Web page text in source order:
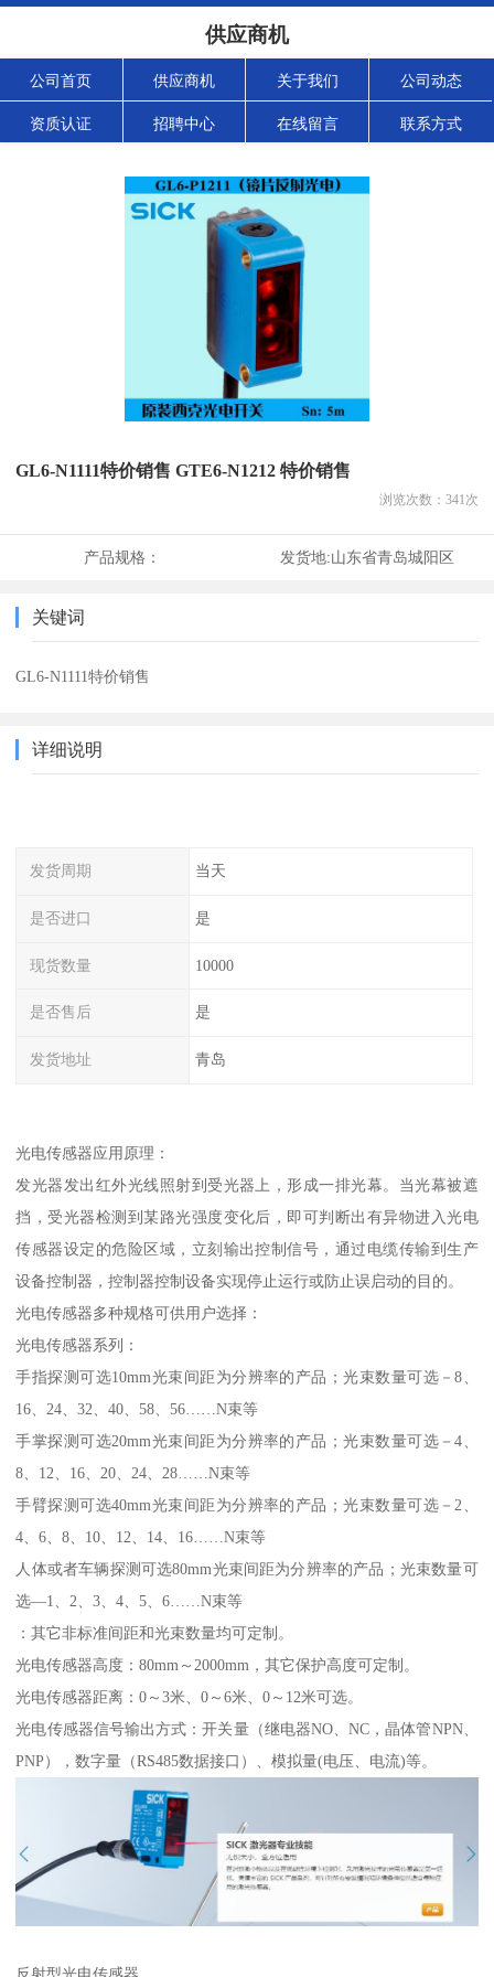
供应商机
公司首页 供应商机 关于我们 公司动态
资质认证 招聘中心 在线留言 联系方式
GL6-N1111特价销售 GTE6-N1212 特价销售
浏览次数： 341次
产品规格： 发货地:山东省青岛城阳区
关键词
GL6-N1111特价销售
详细说明
发货周期 当天
是否进口 是
现货数量 10000
是否售后 是
发货地址 青岛
光电传感器应用原理：
发光器发出红外光线照射到受光器上，形成一排光幕。当光幕被遮
挡，受光器检测到某路光强度变化后，即可判断出有异物进入光电
传感器设定的危险区域，立刻输出控制信号，通过电缆传输到生产
设备控制器，控制器控制设备实现停止运行或防止误启动的目的。
光电传感器多种规格可供用户选择：
光电传感器系列：
手指探测可选10mm光束间距为分辨率的产品；光束数量可选－8、
16、24、32、40、58、56……N束等
手掌探测可选20mm光束间距为分辨率的产品；光束数量可选－4、
8、12、16、20、24、28……N束等
手臂探测可选40mm光束间距为分辨率的产品；光束数量可选－2、
4、6、8、10、12、14、16……N束等
人体或者车辆探测可选80mm光束间距为分辨率的产品；光束数量可
选—1、2、3、4、5、6……N束等
：其它非标准间距和光束数量均可定制。
光电传感器高度：80mm～2000mm，其它保护高度可定制。
光电传感器距离：0～3米、0～6米、0～12米可选。
光电传感器信号输出方式：开关量（继电器NO、NC，晶体管NPN、
PNP），数字量（RS485数据接口）、模拟量(电压、电流)等。
反射型光电传感器